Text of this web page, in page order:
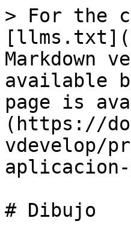
> For the
Markdown
available
page is
(https://
vdevelop/
# Dibujo